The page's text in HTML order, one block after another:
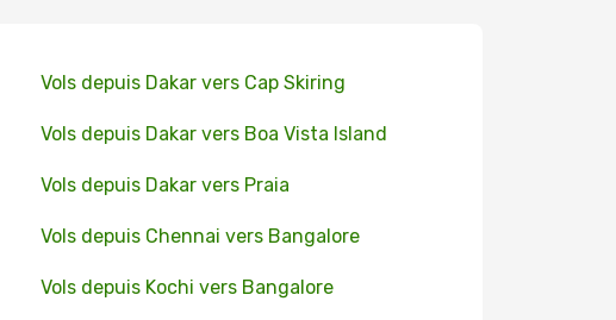
Vols depuis Dakar vers Cap Skiring
Vols depuis Dakar vers Boa Vista Island
Vols depuis Dakar vers Praia
Vols depuis Chennai vers Bangalore
Vols depuis Kochi vers Bangalore